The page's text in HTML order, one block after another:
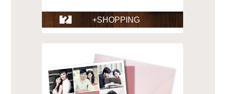
+SHOPPING